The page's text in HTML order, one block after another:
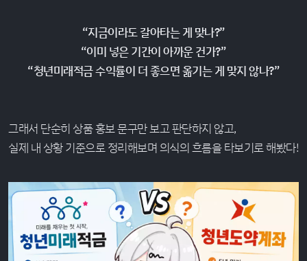
“지금이라도 갈아타는 게 맞나?”
“이미 넣은 기간이 아까운 건가?”
“청년미래적금 수익률이 더 좋으면 옮기는 게 맞지 않나?”
그래서 단순히 상품 홍보 문구만 보고 판단하지 않고,
실제 내 상황 기준으로 정리해보며 의식의 흐름을 타보기로 해봤다!